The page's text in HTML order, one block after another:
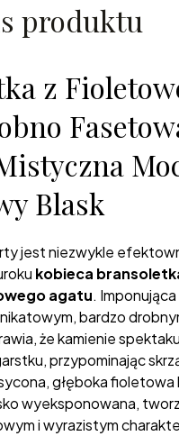
produktu
z
Blask
jest niezwykle
kobieca
agatu.
bardzo
że kamienie
przypominając
głęboka fioletowa
wyeksponowana,
i wyrazistym